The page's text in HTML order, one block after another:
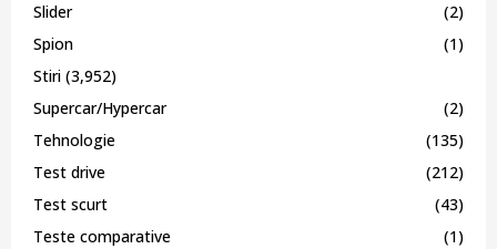
Slider
(2)
Spion
(1)
Stiri (3,952)
Supercar/Hypercar
(2)
Tehnologie
(135)
Test drive
(212)
Test scurt
(43)
Teste comparative
(1)